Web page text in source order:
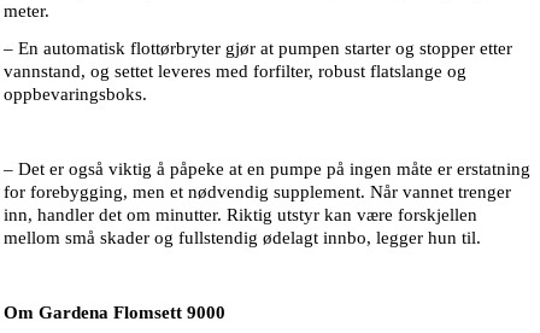
meter.
– En automatisk flottørbryter gjør at pumpen starter og stopper etter
vannstand, og settet leveres med forfilter, robust flatslange og
oppbevaringsboks.
– Det er også viktig å påpeke at en pumpe på ingen måte er erstatning
for forebygging, men et nødvendig supplement. Når vannet trenger
inn, handler det om minutter. Riktig utstyr kan være forskjellen
mellom små skader og fullstendig ødelagt innbo, legger hun til.
Om Gardena Flomsett 9000